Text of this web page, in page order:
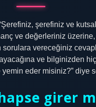
şerefiniz ve kutsal
ve değerleriniz üzerine,
vereceğiniz
ve bilginizden
eder misiniz?” diye
girer